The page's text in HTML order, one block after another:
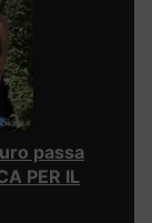
passa
PER IL